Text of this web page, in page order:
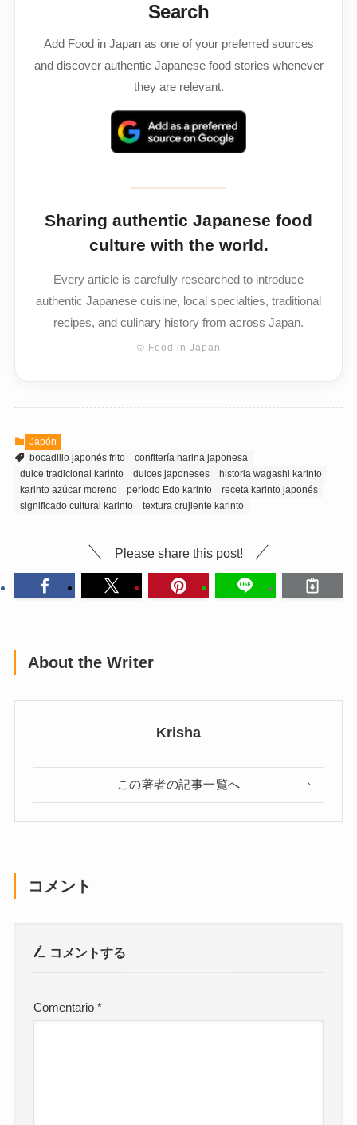
Search
Add Food in Japan as one of your preferred sources
and discover authentic Japanese food stories whenever
they are relevant.
Sharing authentic Japanese food
culture with the world.
Every article is carefully researched to introduce
authentic Japanese cuisine, local specialties, traditional
recipes, and culinary history from across Japan.
© Food in Japan
Japón
bocadillo japonés frito
confitería harina japonesa
dulce tradicional karinto
dulces japoneses
historia wagashi karinto
karinto azúcar moreno
período Edo karinto
receta karinto japonés
significado cultural karinto
textura crujiente karinto
Please share this post!
About the Writer
Krisha
この著者の記事一覧へ
コメント
コメントする
Comentario*